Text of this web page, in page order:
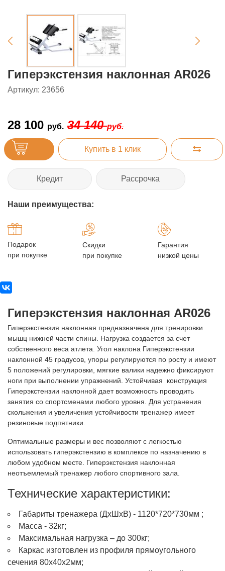
Гиперэкстензия наклонная AR026
Артикул: 23656
28 100 руб. 34 140руб.
Купить в 1 клик
Кредит Рассрочка
Наши преимущества:
Подарок
при покупке
Скидки
при покупке
Гарантия
низкой цены
Гиперэкстензия наклонная AR026
Гиперэкстензия наклонная предназначена для тренировки
мышц нижней части спины. Нагрузка создается за счет
собственного веса атлета. Угол наклона Гиперэкстензии
наклонной 45 градусов, упоры регулируются по росту и имеют
5 положений регулировки, мягкие валики надежно фиксируют
ноги при выполнении упражнений. Устойчивая конструкция
Гиперэкстензии наклонной дает возможность проводить
занятия со спортсменами любого уровня. Для устранения
скольжения и увеличения устойчивости тренажер имеет
резиновые подпятники.
Оптимальные размеры и вес позволяют с легкостью
использовать гиперэкстензию в комплексе по назначению в
любом удобном месте. Гиперэкстензия наклонная
неотъемлемый тренажер любого спортивного зала.
Технические характеристики:
Габариты тренажера (ДхШхВ) - 1120*720*730мм ;
Масса - 32кг;
Максимальная нагрузка – до 300кг;
Каркас изготовлен из профиля прямоугольного
сечения 80х40х2мм;